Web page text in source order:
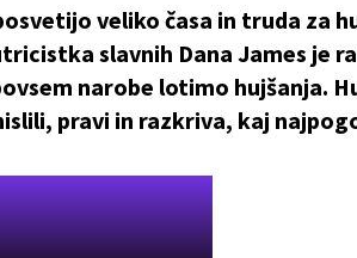
veliko časa in truda za
slavnih Dana James je
narobe lotimo hujšanja.
pravi in razkriva, kaj